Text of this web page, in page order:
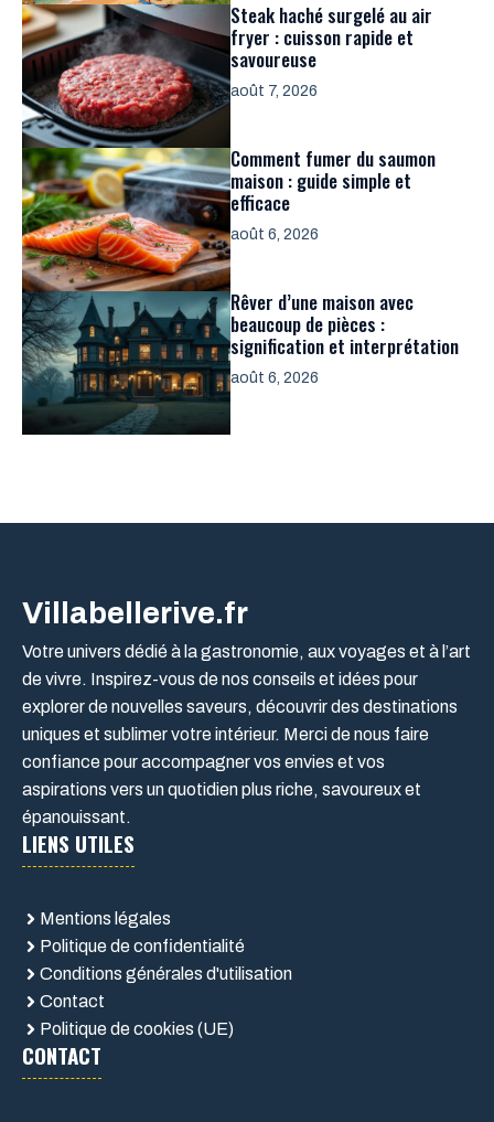
Steak haché surgelé au air
fryer : cuisson rapide et
savoureuse
août 7, 2026
Comment fumer du saumon
maison : guide simple et
efficace
août 6, 2026
Rêver d’une maison avec
beaucoup de pièces :
signification et interprétation
août 6, 2026
Villabellerive.fr
Votre univers dédié à la gastronomie, aux voyages et à l’art
de vivre. Inspirez-vous de nos conseils et idées pour
explorer de nouvelles saveurs, découvrir des destinations
uniques et sublimer votre intérieur. Merci de nous faire
confiance pour accompagner vos envies et vos
aspirations vers un quotidien plus riche, savoureux et
épanouissant.
LIENS UTILES
Mentions légales
Politique de confidentialité
Conditions générales d'utilisation
Contact
Politique de cookies (UE)
CONTACT